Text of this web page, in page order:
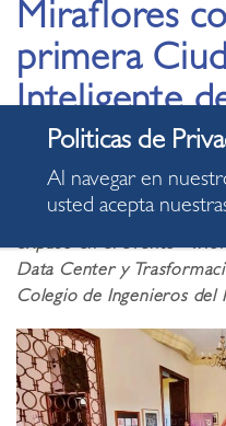
Miraflores
primera
Inteligente
21.10.2022
• Carlos Peña, sub
expuso en el evento
Data Center y
Colegio de Ingenieros del
Al navegar en
usted acepta